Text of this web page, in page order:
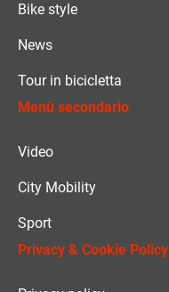
Bike style
News
Tour in bicicletta
Menù secondario
Video
City Mobility
Sport
Privacy & Cookie Policy